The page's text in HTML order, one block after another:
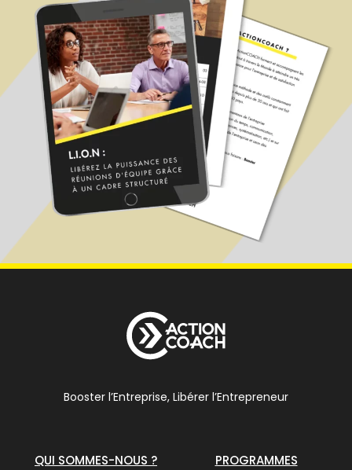
Booster l’Entreprise, Libérer l’Entrepreneur
QUI SOMMES-NOUS ? PROGRAMMES